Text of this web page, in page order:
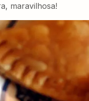
maravilhosa!